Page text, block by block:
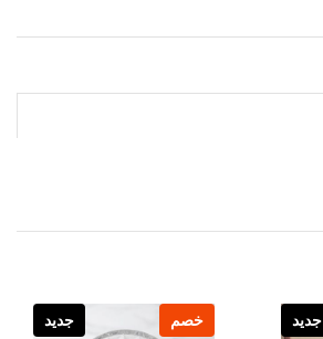
جديد خصم جديد